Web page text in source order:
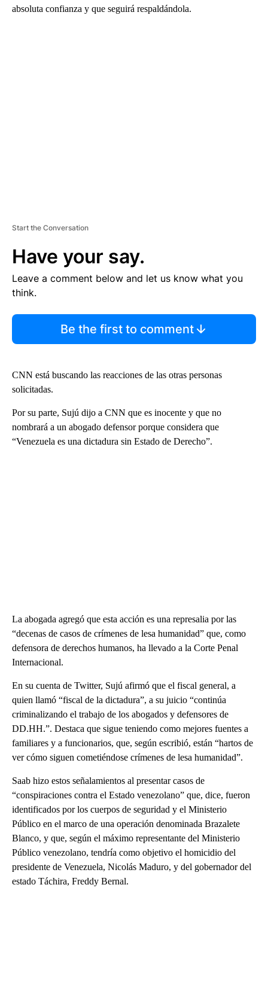
absoluta confianza y que seguirá respaldándola.
Start the Conversation
Have your say.
Leave a comment below and let us know what you
think.
Be the first to comment
CNN está buscando las reacciones de las otras personas
solicitadas.
Por su parte, Sujú dijo a CNN que es inocente y que no
nombrará a un abogado defensor porque considera que
“Venezuela es una dictadura sin Estado de Derecho”.
La abogada agregó que esta acción es una represalia por las
“decenas de casos de crímenes de lesa humanidad” que, como
defensora de derechos humanos, ha llevado a la Corte Penal
Internacional.
En su cuenta de Twitter, Sujú afirmó que el fiscal general, a
quien llamó “fiscal de la dictadura”, a su juicio “continúa
criminalizando el trabajo de los abogados y defensores de
DD.HH.”. Destaca que sigue teniendo como mejores fuentes a
familiares y a funcionarios, que, según escribió, están “hartos de
ver cómo siguen cometiéndose crímenes de lesa humanidad”.
Saab hizo estos señalamientos al presentar casos de
“conspiraciones contra el Estado venezolano” que, dice, fueron
identificados por los cuerpos de seguridad y el Ministerio
Público en el marco de una operación denominada Brazalete
Blanco, y que, según el máximo representante del Ministerio
Público venezolano, tendría como objetivo el homicidio del
presidente de Venezuela, Nicolás Maduro, y del gobernador del
estado Táchira, Freddy Bernal.